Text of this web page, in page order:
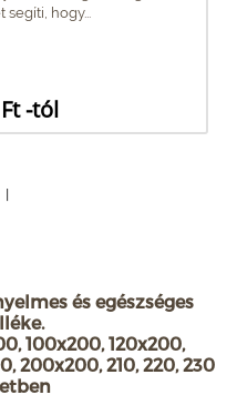
hogy...
-tól
|
és egészséges
100x200, 120x200,
200x200, 210, 220, 230